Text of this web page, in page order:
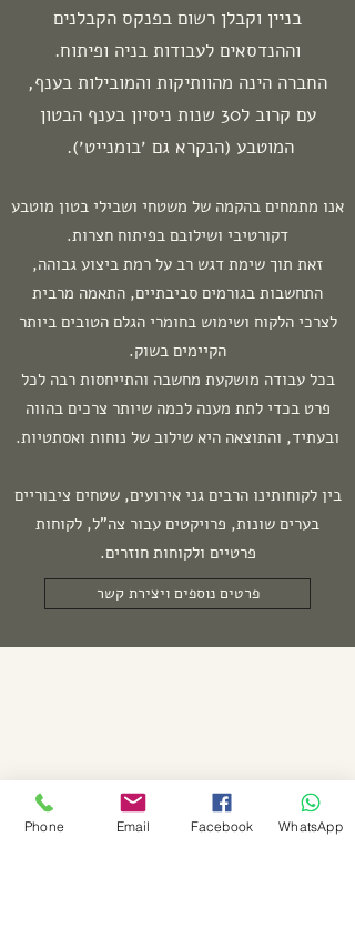
בניין וקבלן רשום בפנקס הקבלנים
וההנדסאים לעבודות בניה ופיתוח.
החברה הינה מהוותיקות והמובילות בענף,
עם קרוב ל30 שנות ניסיון בענף הבטון
המוטבע (הנקרא גם ׳בומנייט׳).
אנו מתמחים בהקמה של משטחי ושבילי בטון מוטבע
דקורטיבי ושילובם בפיתוח חצרות.
זאת תוך שימת דגש רב על רמת ביצוע גבוהה,
התחשבות בגורמים סביבתיים, התאמה מרבית
לצרכי הלקוח ושימוש בחומרי הגלם הטובים ביותר
הקיימים בשוק.
בכל עבודה מושקעת מחשבה והתייחסות רבה לכל
פרט בכדי לתת מענה לכמה שיותר צרכים בהווה
ובעתיד, והתוצאה היא שילוב של נוחות ואסתטיות.
בין לקוחותינו הרבים גני אירועים, שטחים ציבוריים
בערים שונות, פרויקטים עבור צה"ל, לקוחות
פרטיים ולקוחות חוזרים.
פרטים נוספים ויצירת קשר
Phone Email Facebook WhatsApp